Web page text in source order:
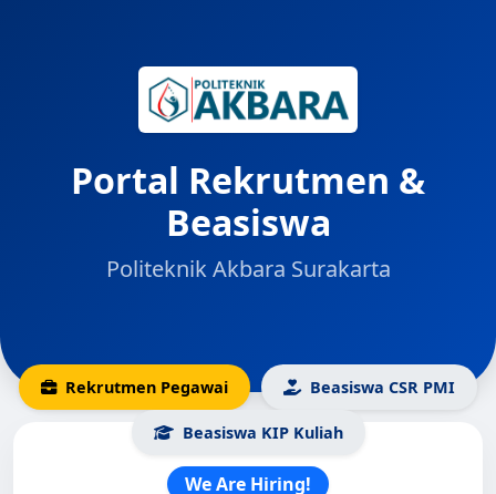
Portal Rekrutmen &
Beasiswa
Politeknik Akbara Surakarta
Rekrutmen Pegawai Beasiswa CSR PMI
Beasiswa KIP Kuliah
We Are Hiring!